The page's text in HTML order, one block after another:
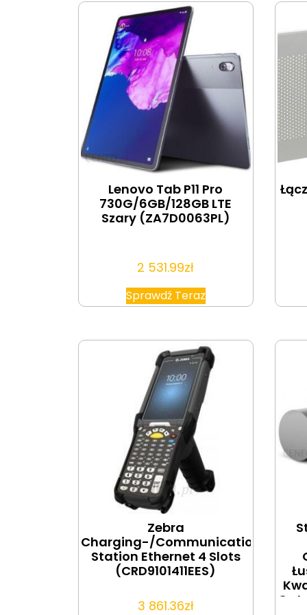
Lenovo Tab P11 Pro
730G/6GB/128GB LTE
Szary (ZA7D0063PL)
2 531.99zł
Sprawdź Teraz
Zebra
Charging-/Communication
Station Ethernet 4 Slots
(CRD9101411EES)
3 861.36zł